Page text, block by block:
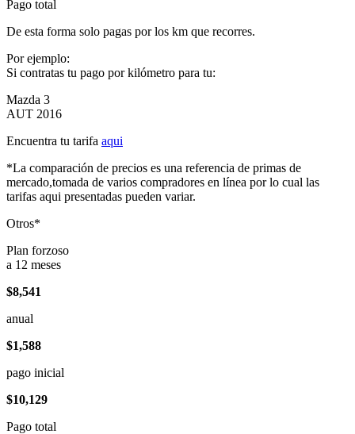
Pago total
De esta forma solo pagas por los km que recorres.
Por ejemplo:
Si contratas tu pago por kilómetro para tu:
Mazda 3
AUT 2016
Encuentra tu tarifa aqui
*La comparación de precios es una referencia de primas de
mercado,tomada de varios compradores en línea por lo cual las
tarifas aqui presentadas pueden variar.
Otros*
Plan forzoso
a 12 meses
$8,541
anual
$1,588
pago inicial
$10,129
Pago total